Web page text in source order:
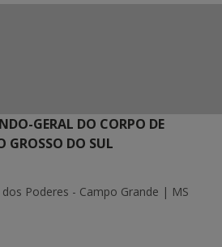
GERAL DO CORPO DE
GROSSO DO SUL
dos Poderes - Campo Grande | MS